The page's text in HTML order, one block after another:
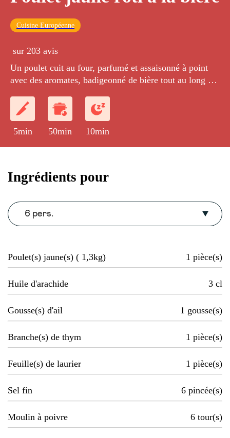
Cuisine Européenne
sur 203 avis
Un poulet cuit au four, parfumé et assaisonné à point
avec des aromates, badigeonné de bière tout au long de
5min 50min 10min
Ingrédients pour
6 pers.
Poulet(s) jaune(s) ( 1,3kg) 1 pièce(s)
Huile d'arachide 3 cl
Gousse(s) d'ail 1 gousse(s)
Branche(s) de thym 1 pièce(s)
Feuille(s) de laurier 1 pièce(s)
Sel fin 6 pincée(s)
Moulin à poivre 6 tour(s)